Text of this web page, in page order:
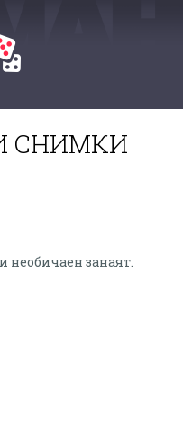
СНИМКИ
необичаен занаят.